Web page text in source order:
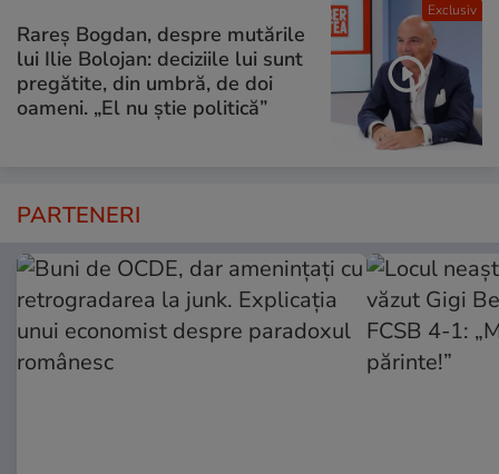
Exclusiv
Rareș Bogdan, despre mutările
lui Ilie Bolojan: deciziile lui sunt
pregătite, din umbră, de doi
oameni. „El nu știe politică”
PARTENERI